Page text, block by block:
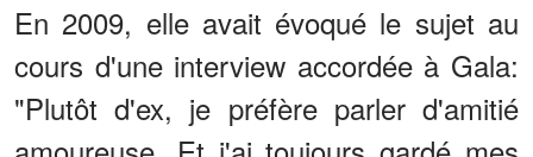
En 2009, elle avait évoqué le sujet au
cours d'une interview accordée à Gala:
"Plutôt d'ex, je préfère parler d'ami­tié